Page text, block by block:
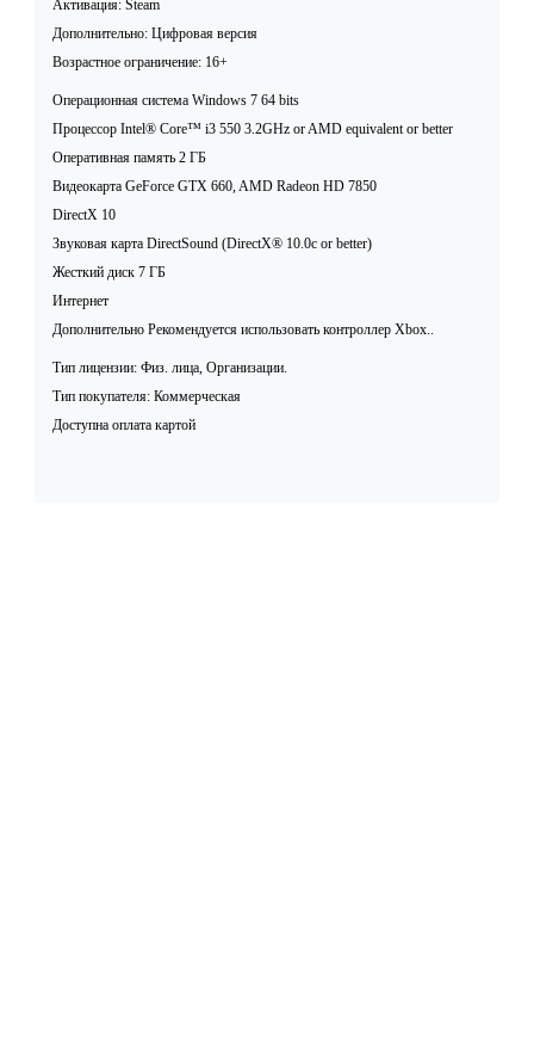
Активация: Steam
Дополнительно: Цифровая версия
Возрастное ограничение: 16+
Операционная система Windows 7 64 bits
Процессор Intel® Core™ i3 550 3.2GHz or AMD equivalent or better
Оперативная память 2 ГБ
Видеокарта GeForce GTX 660, AMD Radeon HD 7850
DirectX 10
Звуковая карта DirectSound (DirectX® 10.0c or better)
Жесткий диск 7 ГБ
Интернет
Дополнительно Рекомендуется использовать контроллер Xbox..
Тип лицензии: Физ. лица, Организации.
Тип покупателя: Коммерческая
Доступна оплата картой